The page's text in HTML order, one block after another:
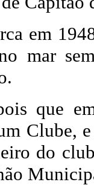
em
mar
que
Clube,
do